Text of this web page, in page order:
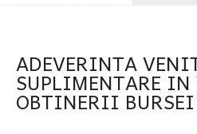
ADEVERINTA
SUPLIMENTARE IN
OBTINERII BURSEI